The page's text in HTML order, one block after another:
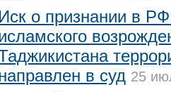
Иск о признании в
в суд 25